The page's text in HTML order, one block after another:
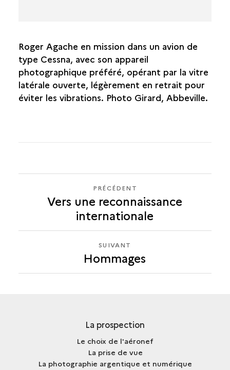
Roger Agache en mission dans un avion de
type Cessna, avec son appareil
photographique préféré, opérant par la vitre
latérale ouverte, légèrement en retrait pour
éviter les vibrations. Photo Girard, Abbeville.
PRÉCÉDENT
HOMMAGES
PRÉCÉDENT
Vers une reconnaissance
internationale
SUIVANT
HOMMAGES
SUIVANT
Hommages
La prospection
Le choix de l'aéronef
La prise de vue
La photographie argentique et numérique